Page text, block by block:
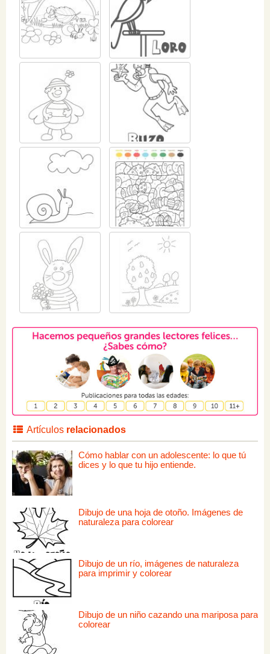
Artículos relacionados
Cómo hablar con un adolescente: lo que tú
dices y lo que tu hijo entiende.
Dibujo de una hoja de otoño. Imágenes de
naturaleza para colorear
Dibujo de un río, imágenes de naturaleza
para imprimir y colorear
Dibujo de un niño cazando una mariposa para
colorear